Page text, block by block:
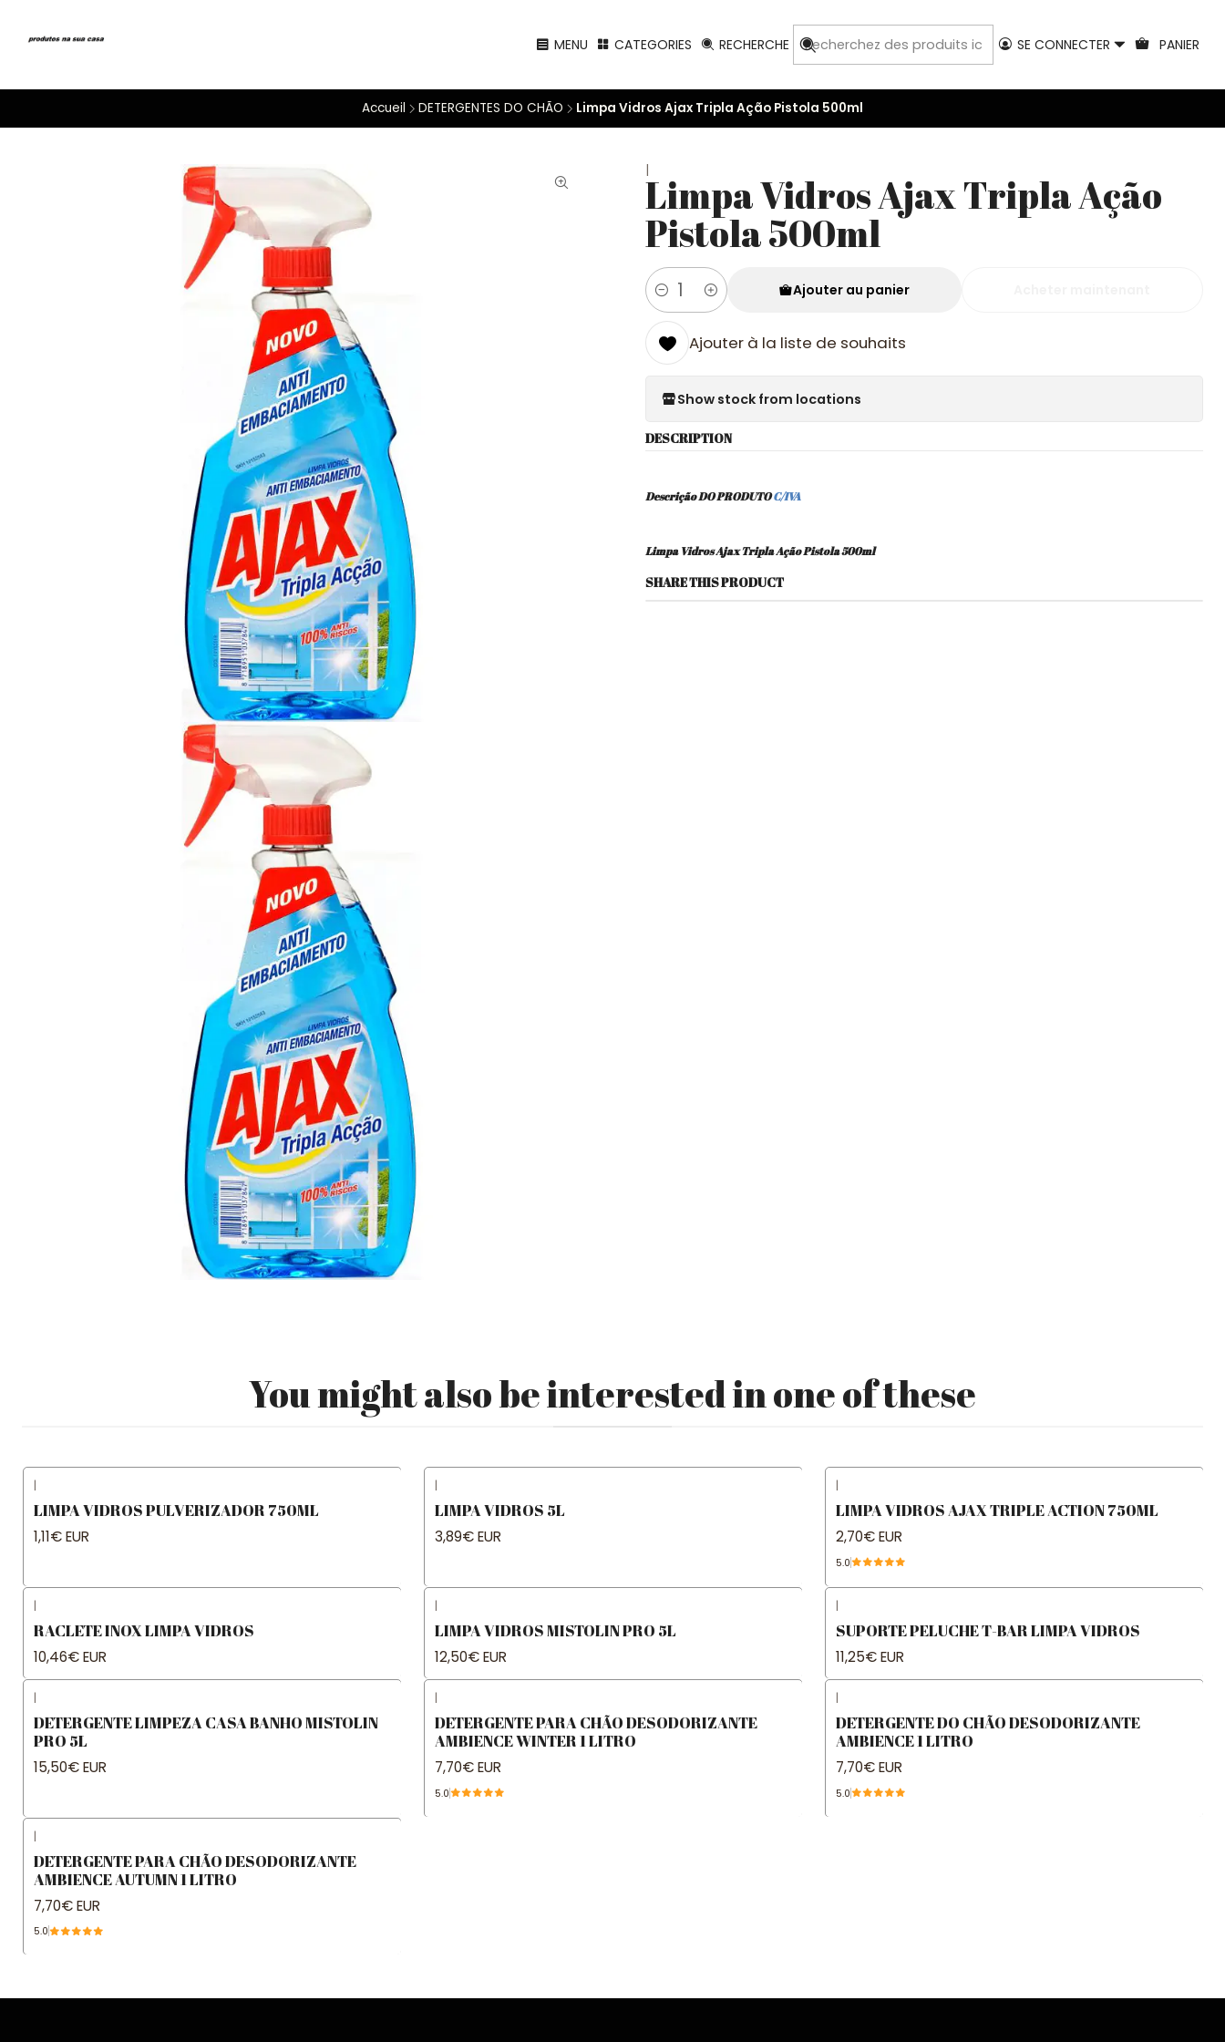
MENU CATEGORIES RECHERCHE SE CONNECTER PANIER
Accueil DETERGENTES DO CHÃO Limpa Vidros Ajax Tripla Ação Pistola 500ml
|
Limpa Vidros Ajax Tripla Ação
Pistola 500ml
Quantité
Ajouter au panier
Ajouter à la liste de souhaits
Show stock from locations
DESCRIPTION
Descrição DO PRODUTOC/IVA
Limpa Vidros Ajax Tripla Ação Pistola 500ml
SHARE THIS PRODUCT
You might also be interested in one of these
|
LIMPA VIDROS PULVERIZADOR 750ML
1,11€ EUR
|
LIMPA VIDROS 5L
3,89€ EUR
|
LIMPA VIDROS AJAX TRIPLE ACTION 750ML
2,70€ EUR
5.0
|
RACLETE INOX LIMPA VIDROS
10,46€ EUR
|
LIMPA VIDROS MISTOLIN PRO 5L
12,50€ EUR
|
SUPORTE PELUCHE T-BAR LIMPA VIDROS
11,25€ EUR
|
DETERGENTE LIMPEZA CASA BANHO MISTOLIN
PRO 5L
15,50€ EUR
|
DETERGENTE PARA CHÃO DESODORIZANTE
AMBIENCE WINTER 1 LITRO
7,70€ EUR
5.0
|
DETERGENTE DO CHÃO DESODORIZANTE
AMBIENCE 1 LITRO
7,70€ EUR
5.0
|
DETERGENTE PARA CHÃO DESODORIZANTE
AMBIENCE AUTUMN 1 LITRO
7,70€ EUR
5.0